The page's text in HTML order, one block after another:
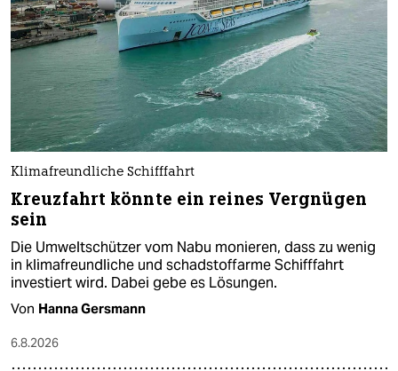
Klimafreundliche Schifffahrt
Kreuzfahrt könnte ein reines Vergnügen
sein
Die Umweltschützer vom Nabu monieren, dass zu wenig
in klimafreundliche und schadstoffarme Schifffahrt
investiert wird. Dabei gebe es Lösungen.
Von Hanna Gersmann
6.8.2026